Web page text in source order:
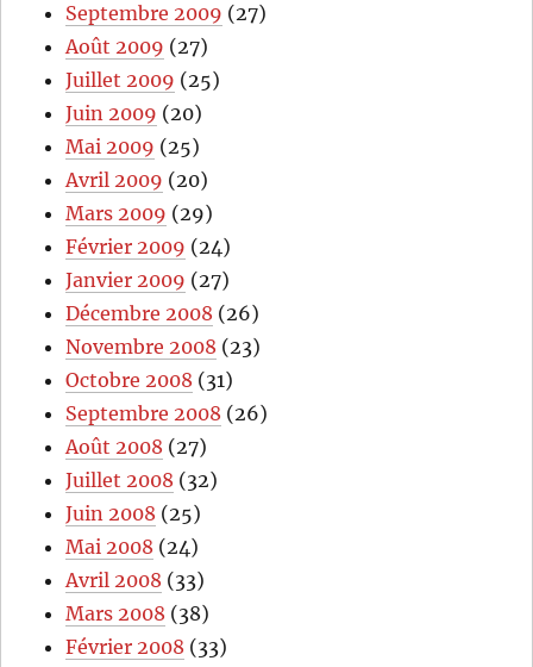
Septembre 2009 (27)
Août 2009 (27)
Juillet 2009 (25)
Juin 2009 (20)
Mai 2009 (25)
Avril 2009 (20)
Mars 2009 (29)
Février 2009 (24)
Janvier 2009 (27)
Décembre 2008 (26)
Novembre 2008 (23)
Octobre 2008 (31)
Septembre 2008 (26)
Août 2008 (27)
Juillet 2008 (32)
Juin 2008 (25)
Mai 2008 (24)
Avril 2008 (33)
Mars 2008 (38)
Février 2008 (33)